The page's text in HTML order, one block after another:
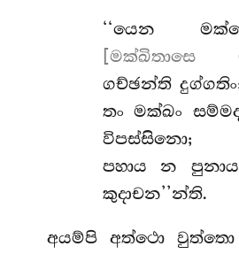
‘‘යෙන
[මක්ඛිතාසෙ
ගච්ඡන්ති
තං මක්ඛං
විපස්සිනො;
පහාය න
කුදාචන’’න්ති.
අයම්පි අත්ථො වුත්තො